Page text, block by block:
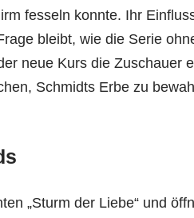
fesseln konnte. Ihr
bleibt, wie die Serie
neue Kurs die Zuschauer
Schmidts Erbe zu
„Sturm der Liebe“ und